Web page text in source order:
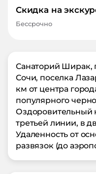
Скидка на
Бессрочно
Санаторий Ширак,
Сочи, поселка
км от центра
популярного
Оздоровительный
третьей линии, в
Удаленность от
развязок (до